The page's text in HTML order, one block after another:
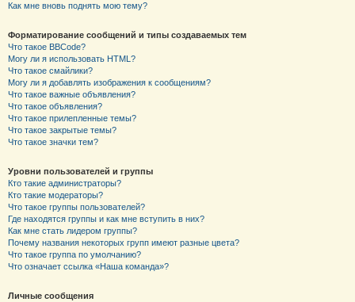
Как мне вновь поднять мою тему?
Форматирование сообщений и типы создаваемых тем
Что такое BBCode?
Могу ли я использовать HTML?
Что такое смайлики?
Могу ли я добавлять изображения к сообщениям?
Что такое важные объявления?
Что такое объявления?
Что такое прилепленные темы?
Что такое закрытые темы?
Что такое значки тем?
Уровни пользователей и группы
Кто такие администраторы?
Кто такие модераторы?
Что такое группы пользователей?
Где находятся группы и как мне вступить в них?
Как мне стать лидером группы?
Почему названия некоторых групп имеют разные цвета?
Что такое группа по умолчанию?
Что означает ссылка «Наша команда»?
Личные сообщения